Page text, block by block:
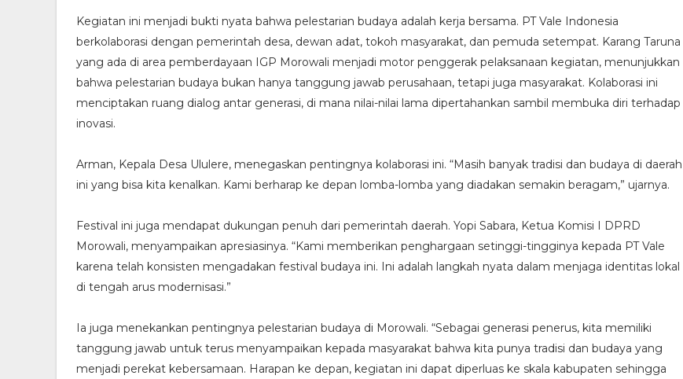
Kegiatan ini menjadi bukti nyata bahwa pelestarian budaya adalah kerja bersama. PT Vale Indonesia
berkolaborasi dengan pemerintah desa, dewan adat, tokoh masyarakat, dan pemuda setempat. Karang Taruna
yang ada di area pemberdayaan IGP Morowali menjadi motor penggerak pelaksanaan kegiatan, menunjukkan
bahwa pelestarian budaya bukan hanya tanggung jawab perusahaan, tetapi juga masyarakat. Kolaborasi ini
menciptakan ruang dialog antar generasi, di mana nilai-nilai lama dipertahankan sambil membuka diri terhadap
inovasi.
Arman, Kepala Desa Ululere, menegaskan pentingnya kolaborasi ini. “Masih banyak tradisi dan budaya di daerah
ini yang bisa kita kenalkan. Kami berharap ke depan lomba-lomba yang diadakan semakin beragam,” ujarnya.
Festival ini juga mendapat dukungan penuh dari pemerintah daerah. Yopi Sabara, Ketua Komisi I DPRD
Morowali, menyampaikan apresiasinya. “Kami memberikan penghargaan setinggi-tingginya kepada PT Vale
karena telah konsisten mengadakan festival budaya ini. Ini adalah langkah nyata dalam menjaga identitas lokal
di tengah arus modernisasi.”
Ia juga menekankan pentingnya pelestarian budaya di Morowali. “Sebagai generasi penerus, kita memiliki
tanggung jawab untuk terus menyampaikan kepada masyarakat bahwa kita punya tradisi dan budaya yang
menjadi perekat kebersamaan. Harapan ke depan, kegiatan ini dapat diperluas ke skala kabupaten sehingga